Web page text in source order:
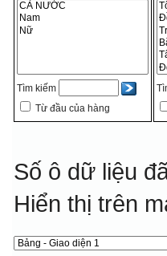
Tìm kiếm
Từ đầu của hàng
Số ô dữ liệu
Hiển thị trên